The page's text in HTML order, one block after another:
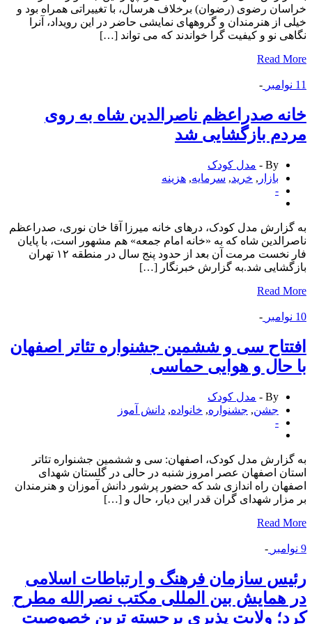
رضوی (رضوان) برخلاف هرسال، با تغییراتی همراه بود و
از هنرمندان و گروههای نمایشی حاضر در این رویداد، آنرا
نو و کیفیت گرا خواندند که می تواند […]
Read
صدراعظم ناصرالدین شاه به روی
بازگشایی شد
By -
مدل کودک
بازار
,خرید ,سرمایه ,هزینه
مدل کودک، درهای خانه میرزا آقا خان نوری، صدراعظم
شاه که به «خانه امام جمعه» هم مشهور است، با پایان
فار نخست مرمت آن بعد از حدود پنج سال در منطقه ۱۲ تهران
شد.به گزارش خبرنگار […]
Read
سی و ششمین جشنواره تئاتر اصفهان
حال و هوایی حماسی
By -
مدل کودک
جشن,جشنواره,خانواده,دانش آموز
مدل کودک، اصفهان: سی و ششمین جشنواره تئاتر
اصفهان عصر امروز شنبه در حالی در گلستان شهدای
راه اندازی شد که حضور پرشور دانش آموزان و هنرمندان
شهدای گران قدر این دیار، حال و […]
Read
سازمان فرهنگ و ارتباطات اسلامی
همایش بین المللی مكتب نصرالله مطرح
ولایت پذیری برجسته ترین خصوصیت